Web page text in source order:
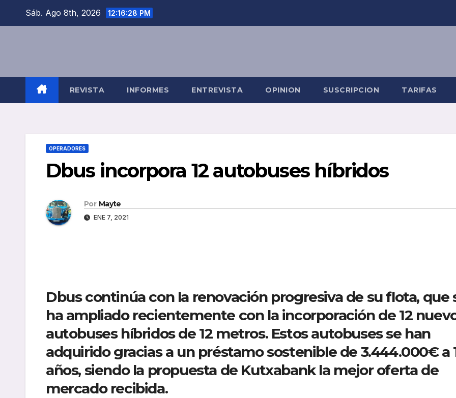
Sáb. Ago 8th, 2026 12:16:29 PM
REVISTA INFORMES ENTREVISTA OPINION SUSCRIPCION TARIFAS
OPERADORES
Dbus incorpora 12 autobuses híbridos
Por Mayte
ENE 7, 2021
Dbus continúa con la renovación progresiva de su flota, que
ha ampliado recientemente con la incorporación de 12
autobuses híbridos de 12 metros. Estos autobuses se han
adquirido gracias a un préstamo sostenible de 3.444.000€ a
años, siendo la propuesta de Kutxabank la mejor oferta de
mercado recibida.